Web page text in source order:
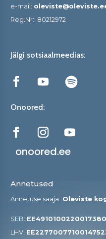
e-mail:
Reg.Nr: 80212972
Jälgi sotsiaalmeedias:
Onoored:
onoored.ee
Annetused
Annetuse saaja: Oleviste
SEB:
LHV: